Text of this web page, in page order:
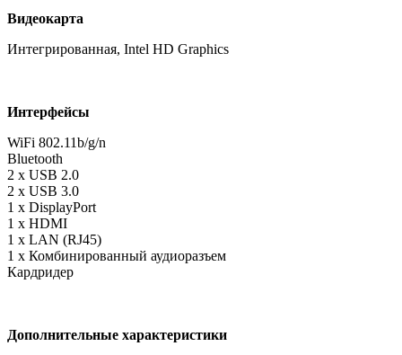
Видеокарта
Интегрированная, Intel HD Graphics
Интерфейсы
WiFi 802.11b/g/n
Bluetooth
2 x USB 2.0
2 x USB 3.0
1 x DisplayPort
1 x HDMI
1 x LAN (RJ45)
1 x Комбинированный аудиоразъем
Кардридер
Дополнительные характеристики